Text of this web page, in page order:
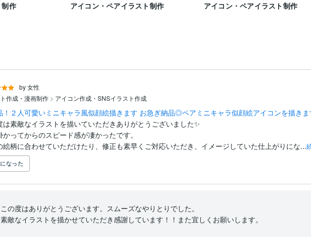
制作 アイコン・ペアイラスト制作 アイコン・ペアイラスト制作
by 女性
作成・漫画制作 > アイコン作成・SNSイラスト作成
！２人可愛いミニキャラ風似顔絵描きます お急ぎ納品◎ペアミニキャラ似顔絵アイコンを描き
は素敵なイラストを描いていただきありがとうございました✨
かってからのスピード感が凄かったです。
絵柄に合わせていただけたり、修正も素早くご対応いただき、イメージしていた仕上がりにな...
なった
この度はありがとうございます。スムーズなやりとりでした。
素敵なイラストを描かせていただき感謝しています！！また宜しくお願いします。